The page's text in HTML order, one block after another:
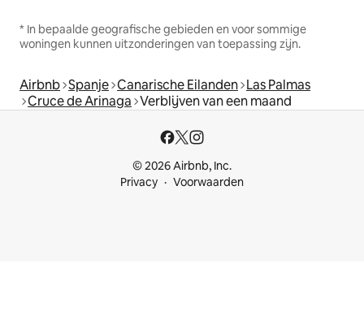
* In bepaalde geografische gebieden en voor sommige
woningen kunnen uitzonderingen van toepassing zijn.
Airbnb Spanje Canarische Eilanden Las Palmas
Cruce de Arinaga Verblijven van een maand
© 2026 Airbnb, Inc.
Privacy
Voorwaarden